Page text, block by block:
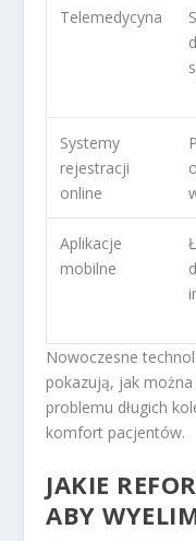
Telemedycyna
Systemy
rejestracji
online
Aplikacje
mobilne
Nowoczesne
pokazują, jak
problemu długich
komfort pacjentów.
JAKIE
ABY